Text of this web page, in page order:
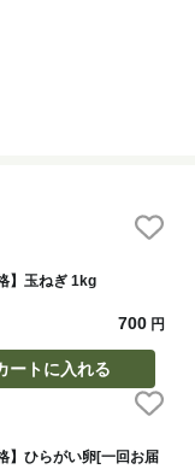
】玉ねぎ 1kg
700 円
ートに入れる
】ひらがい卵[一回お届